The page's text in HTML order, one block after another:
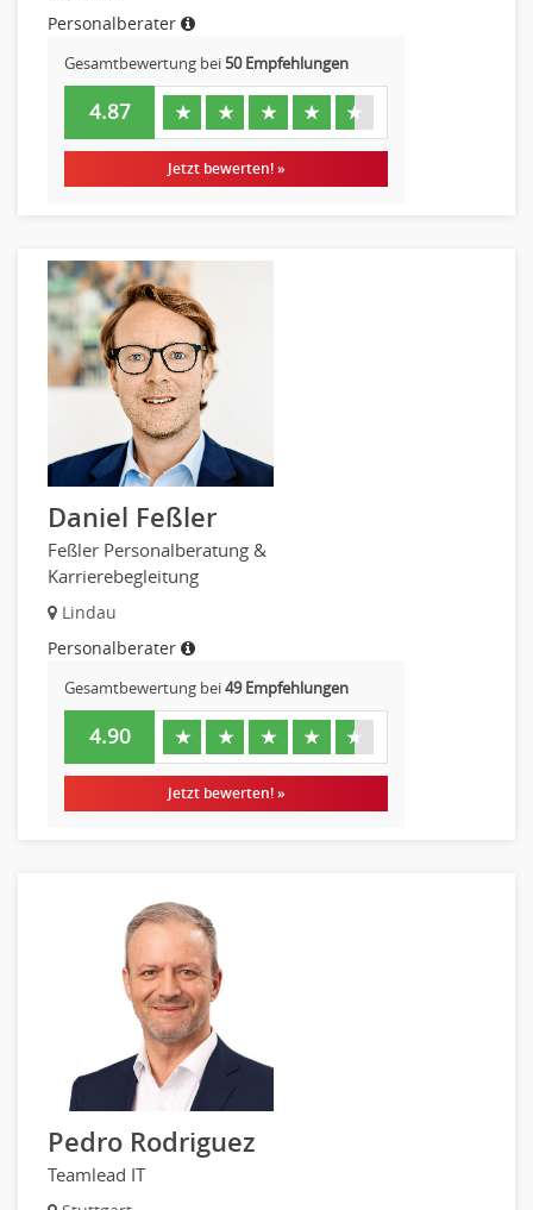
Personalberater
Gesamtbewertung bei50 Empfehlungen
4.87 ★ ★ ★ ★ ★
Jetzt bewerten! »
Daniel Feßler
Feßler Personalberatung &
Karrierebegleitung
Lindau
Personalberater
Gesamtbewertung bei49 Empfehlungen
4.90 ★ ★ ★ ★ ★
Jetzt bewerten! »
Pedro Rodriguez
Teamlead IT